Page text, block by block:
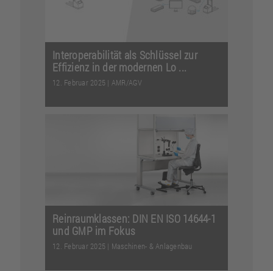
Interoperabilität als Schlüssel zur
Effizienz in der modernen Lo ...
12. Februar 2025 | AMR/AGV
nahtlose Zusammenarbeit von
mobilen Robotern und Systeme...
Reinraumklassen: DIN EN ISO 14644-1
und GMP im Fokus
12. Februar 2025 | Maschinen- & Anlagenbau